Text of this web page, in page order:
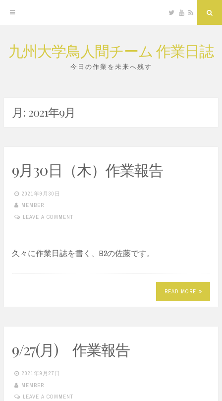
Skip
Twitter
YouTube
RSS
九州大学鳥人間チーム 作業日誌
今日の作業を未来へ残す
月: 2021年9月
9月30日（木）作業報告
2021年9月30日
MEMBER
LEAVE A COMMENT
久々に作業日誌を書く、B2の佐藤です。
READ MORE
9/27(月) 作業報告
2021年9月27日
MEMBER
LEAVE A COMMENT